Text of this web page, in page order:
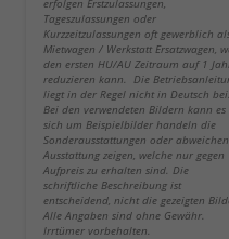
erfolgen Erstzulassungen,
Tageszulassungen oder
Kurzzeitzulassungen oft gewerblich
Mietwagen / Werkstatt Ersatzwagen,
den ersten HU/AU Zeitraum auf 1
reduzieren kann. Die
liegt in der Regel nicht in Deutsch bei.
Bei den verwendeten Bildern kann es
sich um Beispielbilder handeln die
Sonderausstattungen oder
Ausstattung zeigen, welche nur gegen
Aufpreis zu erhalten sind. Die
schriftliche Beschreibung ist
entscheidend, nicht die gezeigten
Alle Angaben sind ohne Gewähr.
Irrtümer vorbehalten.